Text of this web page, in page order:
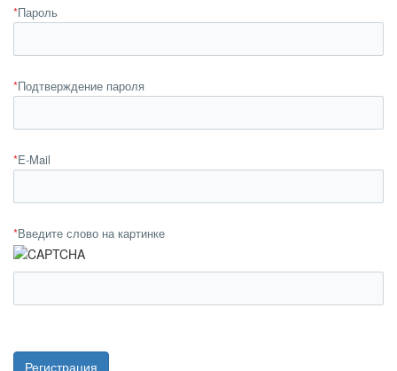
*Пароль
*Подтверждение пароля
*E-Mail
*Введите слово на картинке